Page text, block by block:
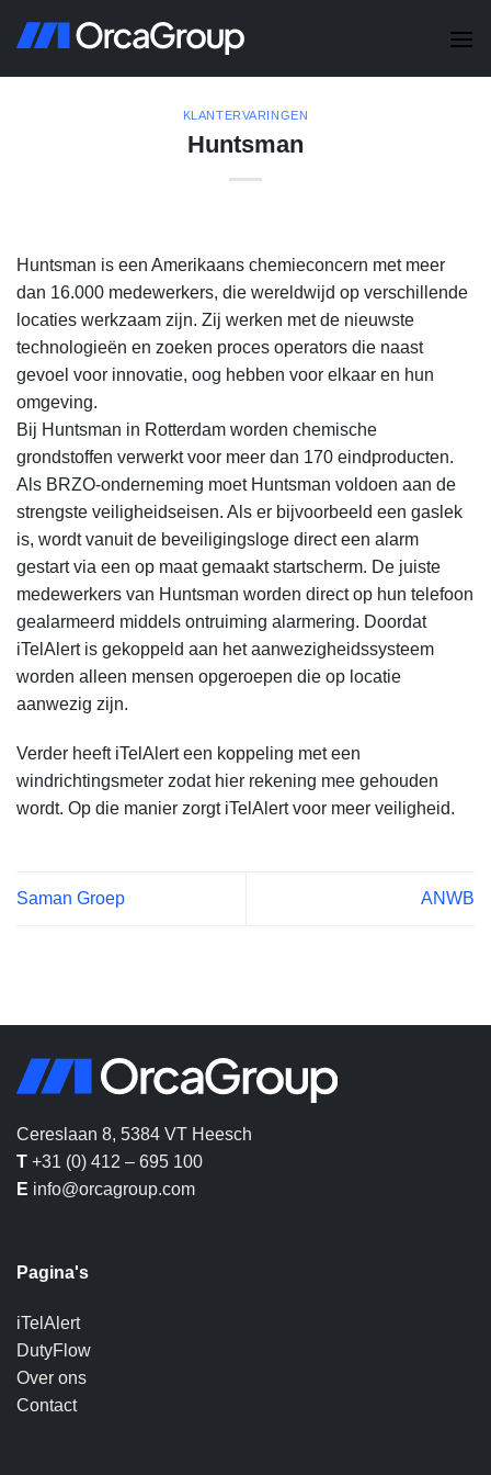
KLANTERVARINGEN
Huntsman
Huntsman is een Amerikaans chemieconcern met meer
dan 16.000 medewerkers, die wereldwijd op verschillende
locaties werkzaam zijn. Zij werken met de nieuwste
technologieën en zoeken proces operators die naast
gevoel voor innovatie, oog hebben voor elkaar en hun
omgeving.
Bij Huntsman in Rotterdam worden chemische
grondstoffen verwerkt voor meer dan 170 eindproducten.
Als BRZO-onderneming moet Huntsman voldoen aan de
strengste veiligheidseisen. Als er bijvoorbeeld een gaslek
is, wordt vanuit de beveiligingsloge direct een alarm
gestart via een op maat gemaakt startscherm. De juiste
medewerkers van Huntsman worden direct op hun telefoon
gealarmeerd middels ontruiming alarmering. Doordat
iTelAlert is gekoppeld aan het aanwezigheidssysteem
worden alleen mensen opgeroepen die op locatie
aanwezig zijn.
Verder heeft iTelAlert een koppeling met een
windrichtingsmeter zodat hier rekening mee gehouden
wordt. Op die manier zorgt iTelAlert voor meer veiligheid.
Saman Groep ANWB
Cereslaan 8, 5384 VT Heesch
T +31 (0) 412 – 695 100
E info@orcagroup.com
Pagina's
iTelAlert
DutyFlow
Over ons
Contact